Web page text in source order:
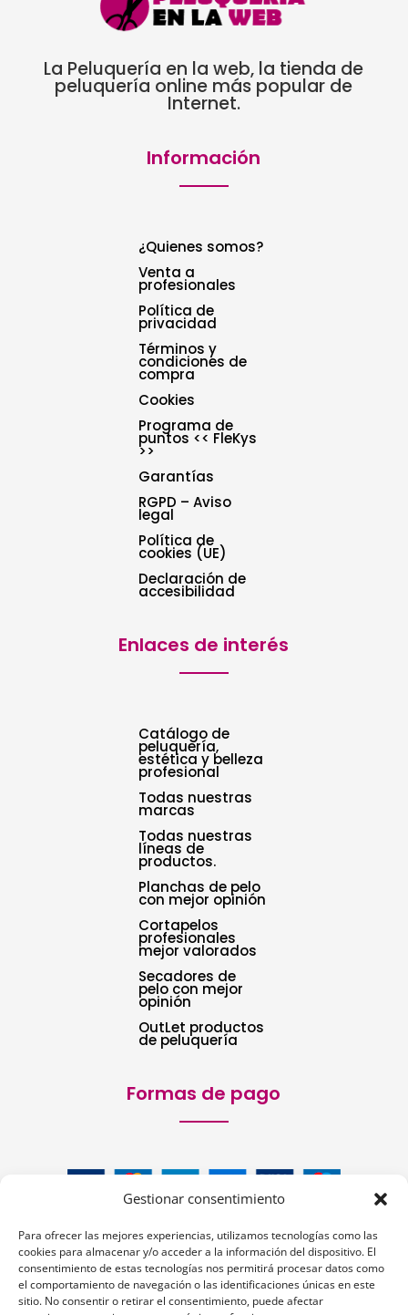
Gestionar consentimiento
Para ofrecer las mejores experiencias, utilizamos tecnologías como las
cookies para almacenar y/o acceder a la información del dispositivo. El
consentimiento de estas tecnologías nos permitirá procesar datos como
el comportamiento de navegación o las identificaciones únicas en este
sitio. No consentir o retirar el consentimiento, puede afectar
La Peluquería en la web, la tienda de
peluquería online más popular de
Internet.
Información
¿Quienes somos?
Venta a
profesionales
Política de
privacidad
Términos y
condiciones de
compra
Cookies
Programa de
puntos << FleKys
>>
Garantías
RGPD – Aviso
legal
Política de
cookies (UE)
Declaración de
accesibilidad
Enlaces de interés
Catálogo de
peluquería,
estética y belleza
profesional
Todas nuestras
marcas
Todas nuestras
líneas de
productos.
Planchas de pelo
con mejor opinión
Cortapelos
profesionales
mejor valorados
Secadores de
pelo con mejor
opinión
OutLet productos
de peluquería
Formas de pago
Siguenos: